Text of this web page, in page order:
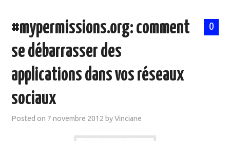
0
#mypermissions.org: comment
se débarrasser des
applications dans vos réseaux
sociaux
Posted on 7 novembre 2012 byVinciane